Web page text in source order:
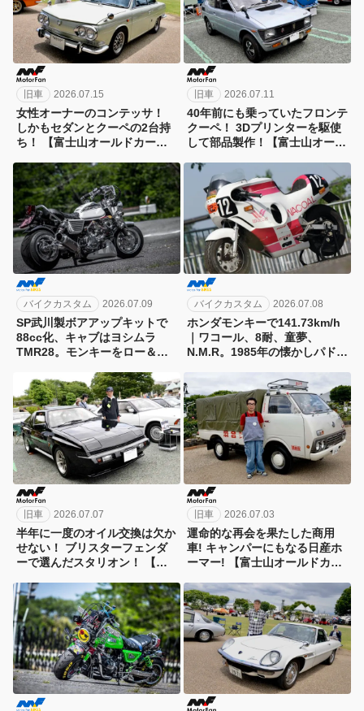
旧車 2026.07.15
女性オーナーのコンテッサ！
しかもセダンとクーペの2台持
ち！ 【富士山オールドカーフ
旧車 2026.07.11
40年前にも乗っていたフロンテ
クーペ！ 3Dプリンターを駆使
して部品製作！【富士山オール
バイクカスタム 2026.07.09
SP武川製ボアアップキットで
88cc化、キャブはヨシムラ
TMR28。モンキーをロー＆ワ
18回モンキーミーティングin多
摩】
バイクカスタム 2026.07.08
ホンダモンキーで141.73km/h
｜ワコール、8耐、童夢、
N.M.R。1985年の懐かしパドッ
キーです。 【第18回モンキー
ミーティングin多摩】
旧車 2026.07.07
半年に一度のオイル交換は欠か
せない！ ブリスターフェンダ
ーで選んだスタリオン！ 【富
2026】
旧車 2026.07.03
運命的な再会を果たした商用
車! キャンパーにもなる日産ホ
ーマー! 【富士山オールドカー